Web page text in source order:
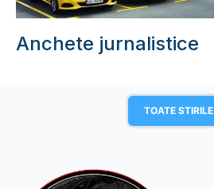
Anchete jurnalistice
TOATE STIRILE